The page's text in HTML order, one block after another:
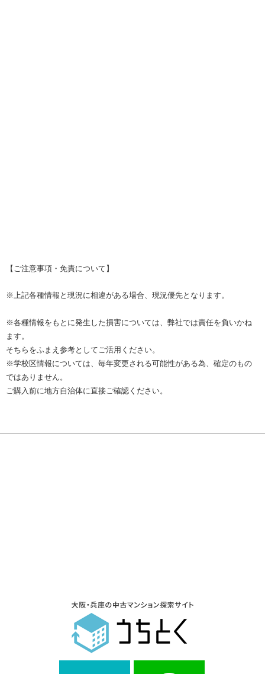
【ご注意事項・免責について】
※上記各種情報と現況に相違がある場合、現況優先となります。
※各種情報をもとに発生した損害については、弊社では責任を負いかね
ます。
そちらをふまえ参考としてご活用ください。
※学校区情報については、毎年変更される可能性がある為、確定のもの
ではありません。
ご購入前に地方自治体に直接ご確認ください。